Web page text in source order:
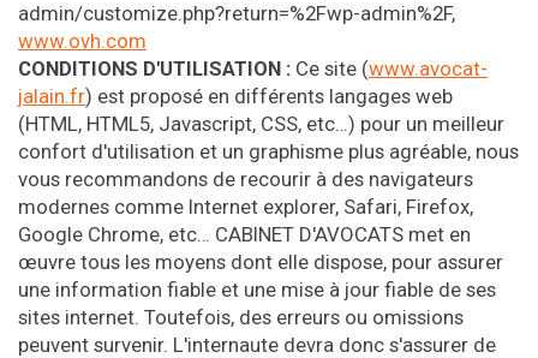
admin/customize.php?return=%2Fwp-admin%2F,
www.ovh.com
CONDITIONS D'UTILISATION : Ce site (www.avocat-
jalain.fr) est proposé en différents langages web
(HTML, HTML5, Javascript, CSS, etc…) pour un meilleur
confort d'utilisation et un graphisme plus agréable, nous
vous recommandons de recourir à des navigateurs
modernes comme Internet explorer, Safari, Firefox,
Google Chrome, etc… CABINET D'AVOCATS met en
œuvre tous les moyens dont elle dispose, pour assurer
une information fiable et une mise à jour fiable de ses
sites internet. Toutefois, des erreurs ou omissions
peuvent survenir. L'internaute devra donc s'assurer de